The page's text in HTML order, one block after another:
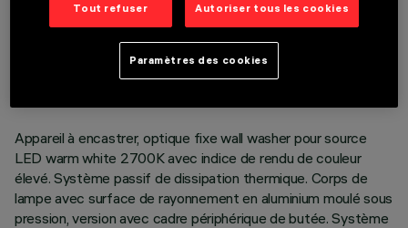
DONNÉES TECHNIQUES
DERNIÈRE MISE À JOUR: 01/08/2026
Appareil à encastrer, optique fixe wall washer pour source
LED warm white 2700K avec indice de rendu de couleur
élevé. Système passif de dissipation thermique. Corps de
lampe avec surface de rayonnement en aluminium moulé sous
pression, version avec cadre périphérique de butée. Système
Tout refuser Autoriser tous les cookies
Paramètres des cookies